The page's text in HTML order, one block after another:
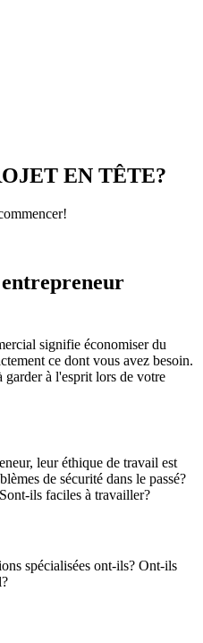
EN TÊTE?
entrepreneur
signifie économiser du
ce dont vous avez besoin.
à l'esprit lors de votre
leur éthique de travail est
de sécurité dans le passé?
ils faciles à travailler?
spécialisées ont-ils? Ont-ils